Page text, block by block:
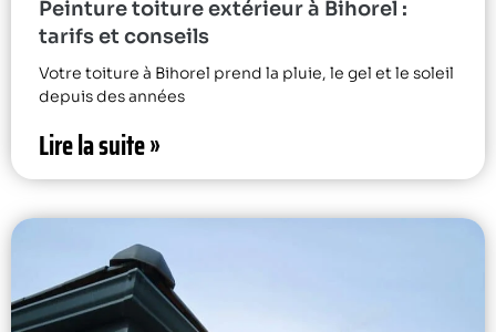
Peinture toiture extérieur à Bihorel :
tarifs et conseils
Votre toiture à Bihorel prend la pluie, le gel et le soleil
depuis des années
Lire la suite »